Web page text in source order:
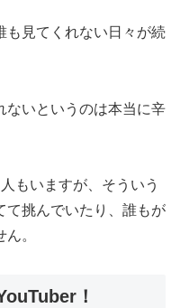
も見てくれない日々が続
ないというのは本当に辛
もいますが、そういう
て挑んでいたり、誰もが
。
！